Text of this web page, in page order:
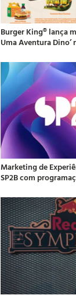
Burger King® lança
Uma Aventura
Marketing de
SP2B com